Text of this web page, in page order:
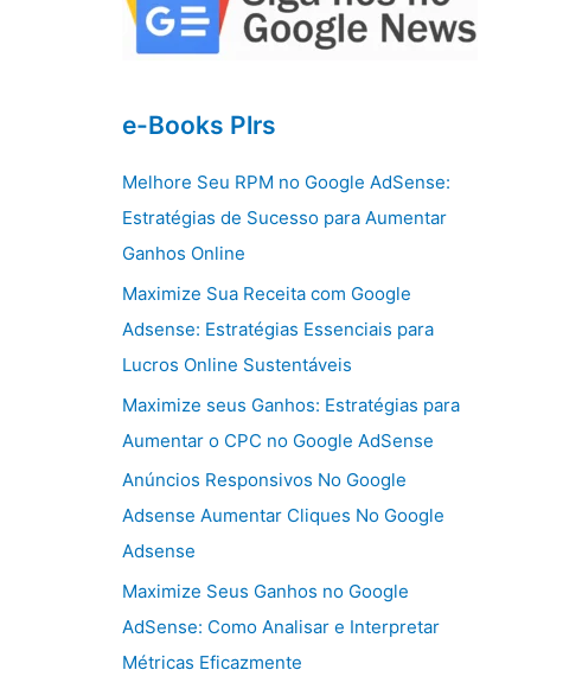
e-Books Plrs
Melhore Seu RPM no Google AdSense:
Estratégias de Sucesso para Aumentar
Ganhos Online
Maximize Sua Receita com Google
Adsense: Estratégias Essenciais para
Lucros Online Sustentáveis
Maximize seus Ganhos: Estratégias para
Aumentar o CPC no Google AdSense
Anúncios Responsivos No Google
Adsense Aumentar Cliques No Google
Adsense
Maximize Seus Ganhos no Google
AdSense: Como Analisar e Interpretar
Métricas Eficazmente